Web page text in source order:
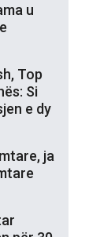
u
Top
Si
e dy
ja